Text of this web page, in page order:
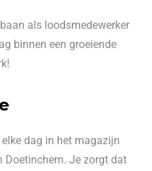
als loodsmedewerker
binnen een groeiende
dag in het magazijn
Doetinchem. Je zorgt dat